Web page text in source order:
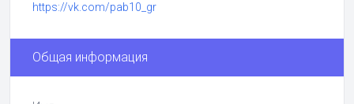
https://vk.com/pab10_gr
Общая информация